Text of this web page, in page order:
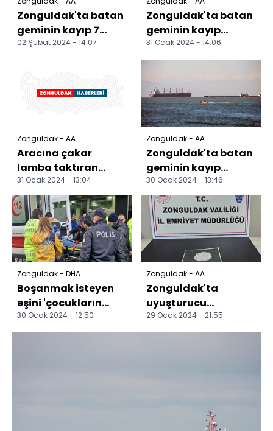
Zonguldak'ta batan
geminin kayıp 7
personeli aranıyor
02 Şubat 2024 - 14:07
Zonguldak'ta batan
geminin kayıp
personeli 74 gündür
aranıyor
31 Ocak 2024 - 14:06
Zonguldak - AA
Aracına çakar
lamba taktıran
sürücüye 6 bin 436
lira ceza
31 Ocak 2024 - 13:04
Zonguldak - AA
Zonguldak'ta batan
geminin kayıp
personeli 73 gündür
aranıyor
30 Ocak 2024 - 13:46
Zonguldak - DHA
Boşanmak isteyen
eşini 'çocukların
velayeti'
tartışmasında
30 Ocak 2024 - 12:50
Zonguldak - AA
Zonguldak'ta
uyuşturucu
operasyonunda 2
şüpheli tutuklandı
29 Ocak 2024 - 21:55